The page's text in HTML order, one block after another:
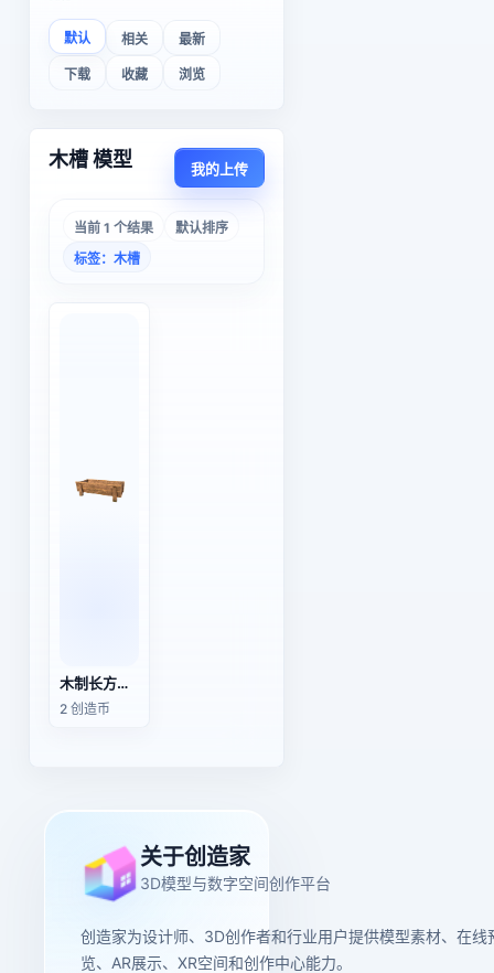
默认 相关 最新
下载 收藏 浏览
木槽 模型 我的上传
当前 1 个结果
默认排序
标签：木槽
木制长方形种植槽（喂食槽）
2 创造币
关于创造家
3D模型与数字空间创作平台
创造家为设计师、3D创作者和行业用户提供模型素材、在线
览、AR展示、XR空间和创作中心能力。